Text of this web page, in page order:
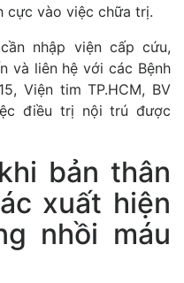
cực vào việc chữa trị.
nhập viện cấp cứu,
và liên hệ với các Bệnh
Viện tim TP.HCM, BV
điều trị nội trú được
bản thân
xuất hiện
nhồi máu